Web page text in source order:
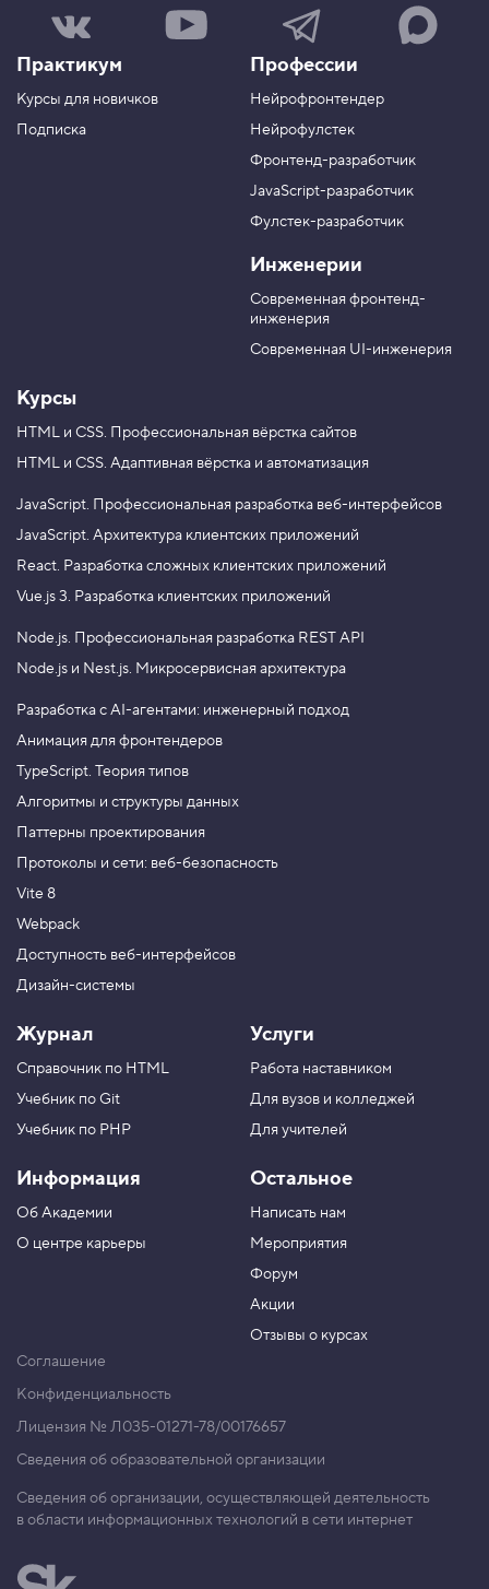
а
а
р
у
Н
а
а
к
н
а
в
e
e
r
a
m
Н
а
ш
в
A
Практикум
Курсы для новичков
Подписка
Профессии
Нейрофронтендер
Нейрофулстек
Фронтенд-разработчик
JavaScript-разработчик
Фулстек-разработчик
Инженерии
Современная фронтенд-
инженерия
Современная UI-инженерия
Курсы
HTML и CSS. Профессиональная вёрстка сайтов
HTML и CSS. Адаптивная вёрстка и автоматизация
JavaScript. Профессиональная разработка веб-интерфейсов
JavaScript. Архитектура клиентских приложений
React. Разработка сложных клиентских приложений
Vue.js 3. Разработка клиентских приложений
Node.js. Профессиональная разработка REST API
Node.js и Nest.js. Микросервисная архитектура
Разработка с AI-агентами: инженерный подход
Анимация для фронтендеров
TypeScript. Теория типов
Алгоритмы и структуры данных
Паттерны проектирования
Протоколы и сети: веб-безопасность
Vite 8
Webpack
Доступность веб-интерфейсов
Дизайн-системы
Журнал
Справочник по HTML
Учебник по Git
Учебник по PHP
Информация
Об Академии
О центре карьеры
Услуги
Работа наставником
Для вузов и колледжей
Для учителей
Остальное
Написать нам
Мероприятия
Форум
Акции
Отзывы о курсах
Соглашение
Конфиденциальность
Лицензия № Л035-01271-78/00176657
Сведения об образовательной организации
Сведения об организации, осуществляющей деятельность
в области информационных технологий в сети интернет